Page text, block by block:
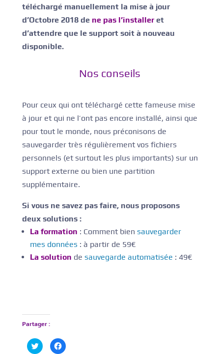
téléchargé manuellement la mise à jour
d’Octobre 2018 de ne pas l’installeret
d’attendre que le support soit à nouveau
disponible.
Nos conseils
Pour ceux qui ont téléchargé cette fameuse mise
à jour et qui ne l’ont pas encore installé, ainsi que
pour tout le monde, nous préconisons de
sauvegarder très régulièrement vos fichiers
personnels (et surtout les plus importants) sur un
support externe ou bien une partition
supplémentaire.
Si vous ne savez pas faire, nous proposons
deux solutions :
La formation : Comment bien sauvegarder
mes données : à partir de 59€
La solution de sauvegarde automatisée : 49€
Partager :
C
l
C
l